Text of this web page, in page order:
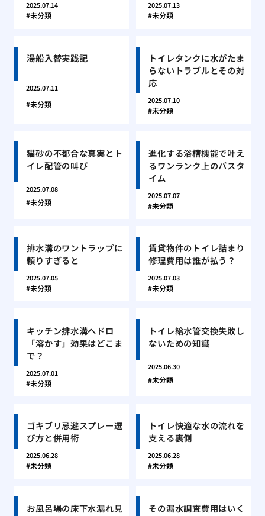
2025.07.14
未分類
2025.07.13
未分類
湯船入替実践記
2025.07.11
未分類
トイレタンクに水がたま
らないトラブルとその対
応
2025.07.10
未分類
猫砂の不都合な真実とト
イレ配管の叫び
2025.07.08
未分類
進化する浴槽機能で叶え
るワンランク上のバスタ
イム
2025.07.07
未分類
排水溝のワントラップに
頼りすぎると
2025.07.05
未分類
賃貸物件のトイレ詰まり
修理費用は誰が払う？
2025.07.03
未分類
キッチン排水溝ヘドロ
「溶かす」効果はどこま
で？
2025.07.01
未分類
トイレ給水管交換失敗し
ないための知識
2025.06.30
未分類
ゴキブリ忌避スプレー選
び方と併用術
2025.06.28
未分類
トイレ快適な水の流れを
支える裏側
2025.06.28
未分類
お風呂場の床下水漏れ見
その漏水調査費用はいく